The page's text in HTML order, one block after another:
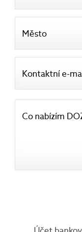
Město
Kontaktní e-
Co nabízím